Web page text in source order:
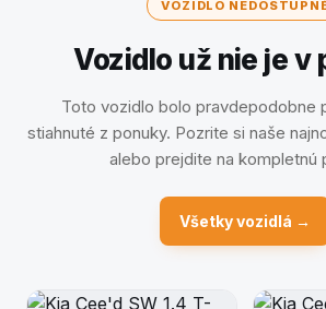
VOZIDLO
Vozidlo už nie je v
Toto vozidlo bolo pravdepodobne
stiahnuté z ponuky. Pozrite si naše
alebo prejdite na kompletnú
Všetky vozidlá →